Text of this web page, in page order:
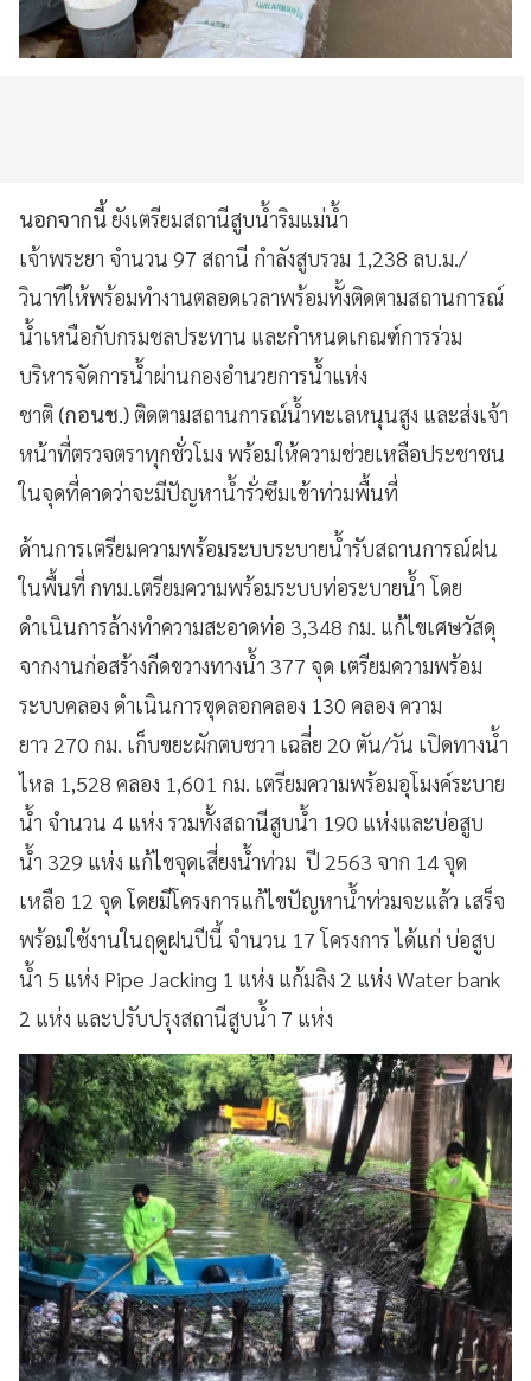
นอกจากนี้ยังเตรียมสถานีสูบน้ำริมแม่น้ำ
เจ้าพระยา จำนวน 97 สถานี กำลังสูบรวม 1,238 ลบ.ม./
วินาทีให้พร้อมทำงานตลอดเวลาพร้อมทั้งติดตามสถานการณ์
น้ำเหนือกับกรมชลประทาน และกำหนดเกณฑ์การร่วม
บริหารจัดการน้ำผ่านกองอำนวยการน้ำแห่ง
ชาติ (กอนช.)ติดตามสถานการณ์น้ำทะเลหนุนสูง และส่งเจ้า
หน้าที่ตรวจตราทุกชั่วโมง พร้อมให้ความช่วยเหลือประชาชน
ในจุดที่คาดว่าจะมีปัญหาน้ำรั่วซึมเข้าท่วมพื้นที่
ด้านการเตรียมความพร้อมระบบระบายน้ำรับสถานการณ์ฝน
ในพื้นที่ กทม.เตรียมความพร้อมระบบท่อระบายน้ำ โดย
ดำเนินการล้างทำความสะอาดท่อ 3,348 กม. แก้ไขเศษวัสดุ
จากงานก่อสร้างกีดขวางทางน้ำ 377 จุด เตรียมความพร้อม
ระบบคลอง ดำเนินการขุดลอกคลอง 130 คลอง ความ
ยาว 270 กม. เก็บขยะผักตบชวา เฉลี่ย 20 ตัน/วัน เปิดทางน้ำ
ไหล 1,528 คลอง 1,601 กม. เตรียมความพร้อมอุโมงค์ระบาย
น้ำ จำนวน 4 แห่ง รวมทั้งสถานีสูบน้ำ 190 แห่งและบ่อสูบ
น้ำ 329 แห่ง แก้ไขจุดเสี่ยงน้ำท่วม ปี 2563 จาก 14 จุด
เหลือ 12 จุด โดยมีโครงการแก้ไขปัญหาน้ำท่วมจะแล้ว เสร็จ
พร้อมใช้งานในฤดูฝนปีนี้ จำนวน 17 โครงการ ได้แก่ บ่อสูบ
น้ำ 5 แห่ง Pipe Jacking 1 แห่ง แก้มลิง 2 แห่ง Water bank
2 แห่ง และปรับปรุงสถานีสูบน้ำ 7 แห่ง